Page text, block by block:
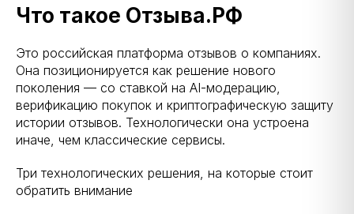
Что такое Отзыва.РФ
Это российская платформа отзывов о компаниях.
Она позиционируется как решение нового
поколения — со ставкой на AI-модерацию,
верификацию покупок и криптографическую защиту
истории отзывов. Технологически она устроена
иначе, чем классические сервисы.
Три технологических решения, на которые стоит
обратить внимание